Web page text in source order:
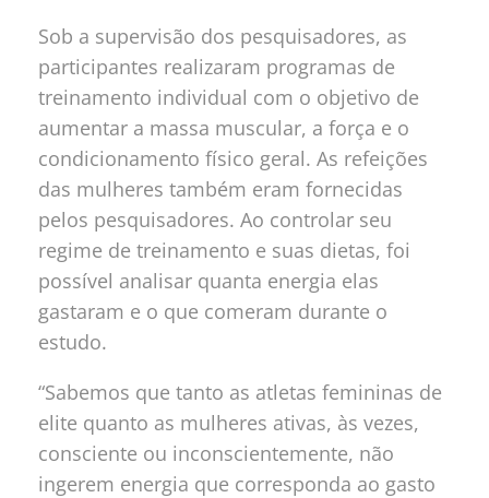
Sob a supervisão dos pesquisadores, as
participantes realizaram programas de
treinamento individual com o objetivo de
aumentar a massa muscular, a força e o
condicionamento físico geral. As refeições
das mulheres também eram fornecidas
pelos pesquisadores. Ao controlar seu
regime de treinamento e suas dietas, foi
possível analisar quanta energia elas
gastaram e o que comeram durante o
estudo.
“Sabemos que tanto as atletas femininas de
elite quanto as mulheres ativas, às vezes,
consciente ou inconscientemente, não
ingerem energia que corresponda ao gasto